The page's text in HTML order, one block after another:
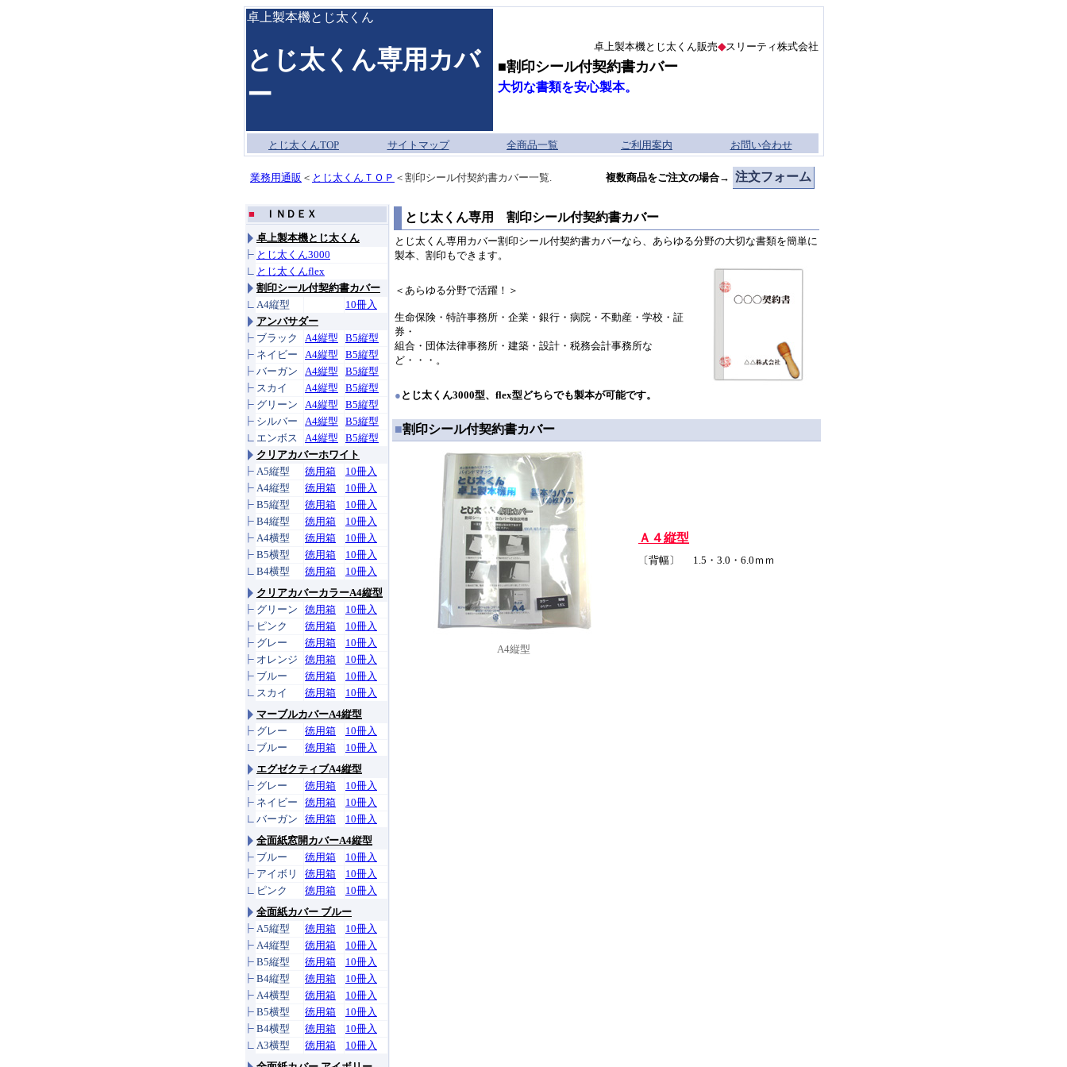
卓上製本機とじ太くん
とじ太くん専用カバ
ー
卓上製本機とじ太くん販売◆スリーティ株式会社
■割印シール付契約書カバー
大切な書類を安心製本。
とじ太くんTOP サイトマップ 全商品一覧 ご利用案内 お問い合わせ
業務用通販 ＜ とじ太くんＴＯＰ ＜割印シール付契約書カバー一覧. 複数商品をご注文の場合→ 注文フォーム
■ ＩＮＤＥＸ
卓上製本機とじ太くん
とじ太くん3000
とじ太くんflex
割印シール付契約書カバー
A4縦型
10冊入
アンバサダー
ブラック
A4縦型
B5縦型
ネイビー
A4縦型
B5縦型
バーガン
A4縦型
B5縦型
スカイ
A4縦型
B5縦型
グリーン
A4縦型
B5縦型
シルバー
A4縦型
B5縦型
エンボス
A4縦型
B5縦型
クリアカバーホワイト
A5縦型
徳用箱
10冊入
A4縦型
徳用箱
10冊入
B5縦型
徳用箱
10冊入
B4縦型
徳用箱
10冊入
A4横型
徳用箱
10冊入
B5横型
徳用箱
10冊入
B4横型
徳用箱
10冊入
クリアカバーカラーA4縦型
グリーン
徳用箱
10冊入
ピンク
徳用箱
10冊入
グレー
徳用箱
10冊入
オレンジ
徳用箱
10冊入
ブルー
徳用箱
10冊入
スカイ
徳用箱
10冊入
マーブルカバーA4縦型
グレー
徳用箱
10冊入
ブルー
徳用箱
10冊入
エグゼクティブA4縦型
グレー
徳用箱
10冊入
ネイビー
徳用箱
10冊入
バーガン
徳用箱
10冊入
全面紙窓開カバーA4縦型
ブルー
徳用箱
10冊入
アイボリ
徳用箱
10冊入
ピンク
徳用箱
10冊入
全面紙カバー ブルー
A5縦型
徳用箱
10冊入
A4縦型
徳用箱
10冊入
B5縦型
徳用箱
10冊入
B4縦型
徳用箱
10冊入
A4横型
徳用箱
10冊入
B5横型
徳用箱
10冊入
B4横型
徳用箱
10冊入
A3横型
徳用箱
10冊入
とじ太くん専用 割印シール付契約書カバー
とじ太くん専用カバー割印シール付契約書カバーなら、あらゆる分野の大切な書類を簡単に
製本、割印もできます。
＜あらゆる分野で活躍！＞
生命保険・特許事務所・企業・銀行・病院・不動産・学校・証
券・
組合・団体法律事務所・建築・設計・税務会計事務所な
ど・・・。
● とじ太くん3000型、flex型どちらでも製本が可能です。
■割印シール付契約書カバー
A4縦型
Ａ４縦型
〔背幅〕 1.5・3.0・6.0ｍｍ